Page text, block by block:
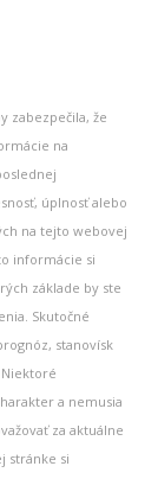
zabezpečila, že
na
úplnosť alebo
na tejto webovej
informácie si
základe by ste
Skutočné
stanovísk
a nemusia
za aktuálne
stránke si